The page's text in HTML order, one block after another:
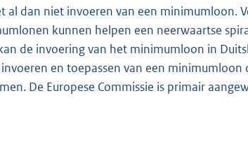
al dan niet invoeren van een minimumloon.
kunnen helpen een neerwaartse
de invoering van het minimumloon in
en toepassen van een minimumloon
De Europese Commissie is primair